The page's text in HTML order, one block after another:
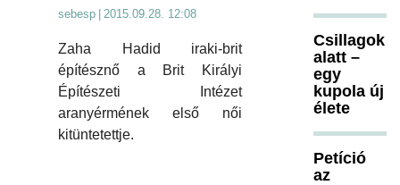
sebesp 2015.09.28. 12:08
Zaha Hadid iraki-brit
építésznő a Brit Királyi
Építészeti Intézet
aranyérmének első női
kitüntetettje.
Csillagok
alatt –
egy
kupola új
élete
Petíció
az